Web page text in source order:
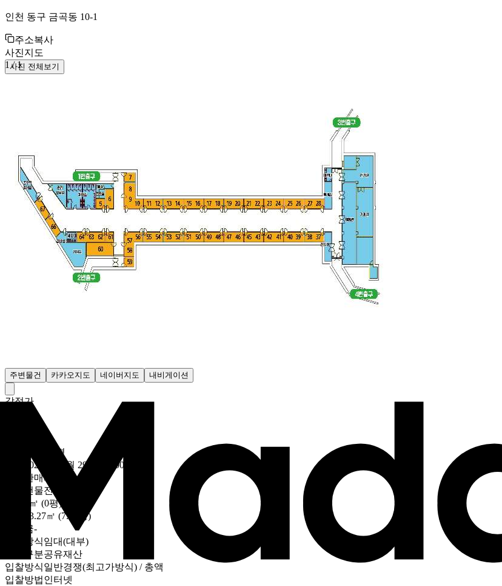
인천 동구 금곡동 10-1
주소복사
사진지도
1 /1
사진 전체보기
주변물건 카카오지도 네이버지도 내비게이션
감정가
138만600원
19만6107원/평
2025년 07월 29일 (18:00)
판매시설
건물전체
0㎡ (0평)
23.27㎡ (7.04평)
보증금-
처분방식임대(대부)
자산구분공유재산
입찰방식일반경쟁(최고가방식) / 총액
입찰방법인터넷